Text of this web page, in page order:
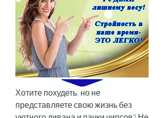
Хотите похудеть, но не
представляете свою жизнь без